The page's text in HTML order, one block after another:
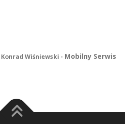
Konrad Wiśniewski - Mobilny Serwis